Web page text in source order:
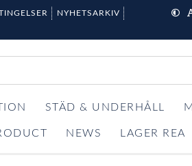
NYHETSARKIV
STÄD & UNDERHÅLL
NEWS LAGER REA